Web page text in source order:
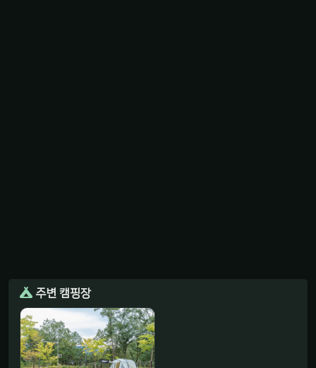
주변 캠핑장